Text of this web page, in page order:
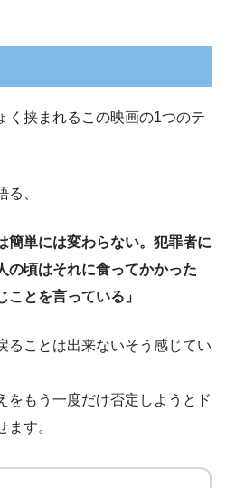
く挟まれるこの映画の1つのテ
、
簡単には変わらない。犯罪者に
の頃はそれに食ってかかった
とを言っている」
ることは出来ないそう感じてい
をもう一度だけ否定しようとド
ます。